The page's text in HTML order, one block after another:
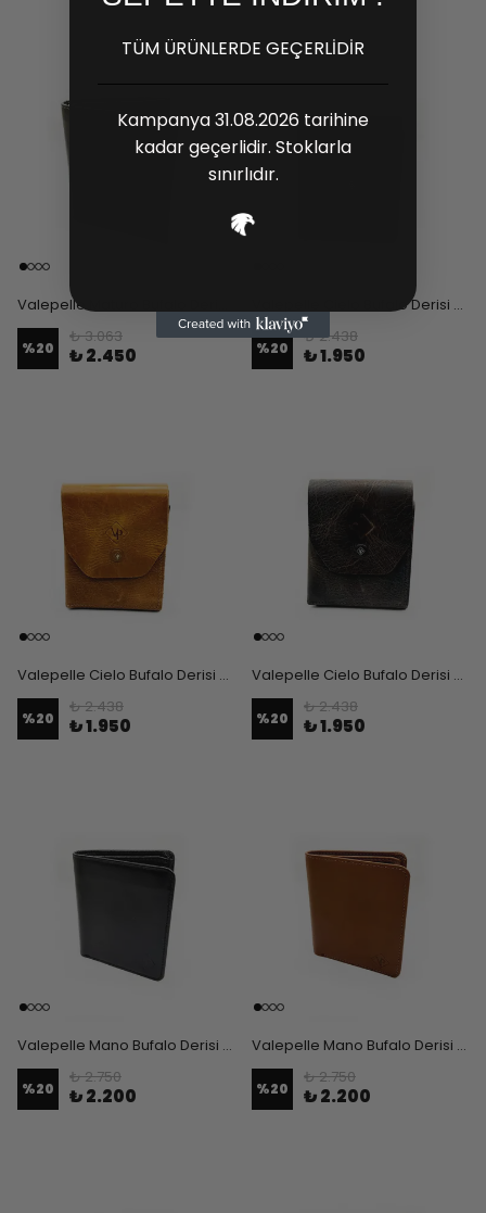
%20
₺ 3.063
₺ 2.450
Valepelle Cielo Bufalo Derisi Erkek Cüzdan - Siyah
%20
₺ 2.438
₺ 1.950
Valepelle Cielo Bufalo Derisi Erkek Cüzdan - Taba
%20
₺ 2.438
₺ 1.950
Valepelle Cielo Bufalo Derisi Erkek Cüzdan - Kahverengi
%20
₺ 2.438
₺ 1.950
Valepelle Mano Bufalo Derisi Erkek Cüzdan - Siyah
%20
₺ 2.750
₺ 2.200
Valepelle Mano Bufalo Derisi Erkek Cüzdan - Taba
%20
₺ 2.750
₺ 2.200
TÜM ÜRÜNLERDE GEÇERLİDİR
Kampanya 31.08.2026 tarihine
kadar geçerlidir. Stoklarla
sınırlıdır.